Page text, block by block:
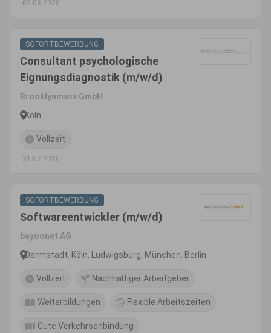
02.08.2026
SOFORTBEWERBUNG
Consultant psychologische
Eignungsdiagnostik (m/w/d)
Brooklynmaxx GmbH
Köln
Vollzeit
31.07.2026
SOFORTBEWERBUNG
Softwareentwickler (m/w/d)
bayoonet AG
Darmstadt, Köln, Ludwigsburg, München, Berlin
Vollzeit Nachhaltiger Arbeitgeber
Weiterbildungen Flexible Arbeitszeiten
Gute Verkehrsanbindung